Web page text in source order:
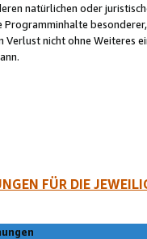
natürlichen oder
Programminhalte
Verlust nicht ohne Weiteres
FÜR DIE